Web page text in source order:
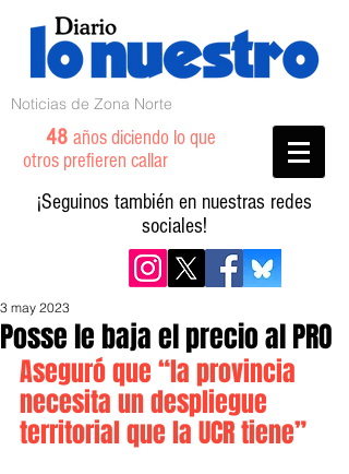
Noticias de Zona Norte
48 años diciendo lo que
otros prefieren callar
¡Seguinos también en nuestras redes
sociales!
Posse le baja el precio al PRO
3 may 2023
Aseguró que “la provincia
necesita un despliegue
territorial que la UCR tiene”